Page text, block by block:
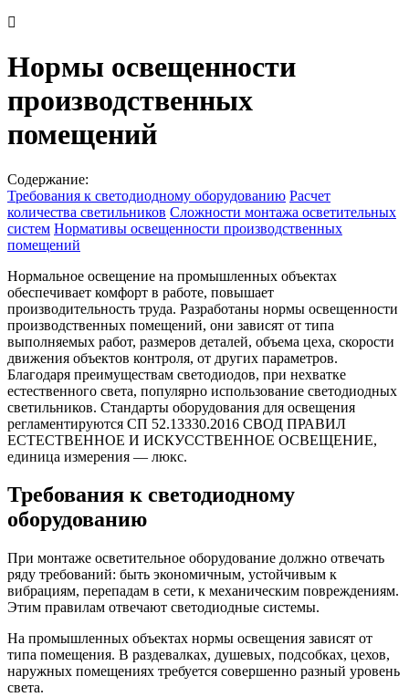
Нормы освещенности
производственных
помещений
Содержание:
Требования к светодиодному оборудованию Расчет
количества светильников Сложности монтажа осветительных
систем Нормативы освещенности производственных
помещений
Нормальное освещение на промышленных объектах
обеспечивает комфорт в работе, повышает
производительность труда. Разработаны нормы освещенности
производственных помещений, они зависят от типа
выполняемых работ, размеров деталей, объема цеха, скорости
движения объектов контроля, от других параметров.
Благодаря преимуществам светодиодов, при нехватке
естественного света, популярно использование светодиодных
светильников. Стандарты оборудования для освещения
регламентируются СП 52.13330.2016 СВОД ПРАВИЛ
ЕСТЕСТВЕННОЕ И ИСКУССТВЕННОЕ ОСВЕЩЕНИЕ,
единица измерения — люкс.
Требования к светодиодному
оборудованию
При монтаже осветительное оборудование должно отвечать
ряду требований: быть экономичным, устойчивым к
вибрациям, перепадам в сети, к механическим повреждениям.
Этим правилам отвечают светодиодные системы.
На промышленных объектах нормы освещения зависят от
типа помещения. В раздевалках, душевых, подсобках, цехов,
наружных помещениях требуется совершенно разный уровень
света.